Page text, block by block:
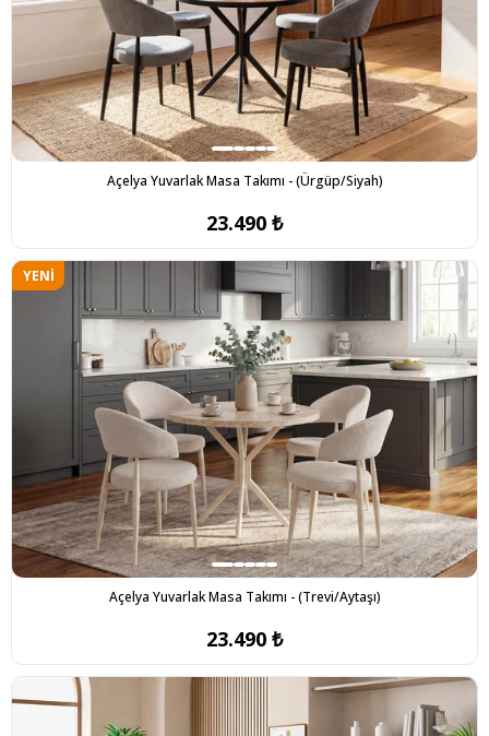
Açelya Yuvarlak Masa Takımı - (Ürgüp/Siyah)
23.490 ₺
Açelya Yuvarlak Masa Takımı - (Trevi/Aytaşı)
23.490 ₺
YENI